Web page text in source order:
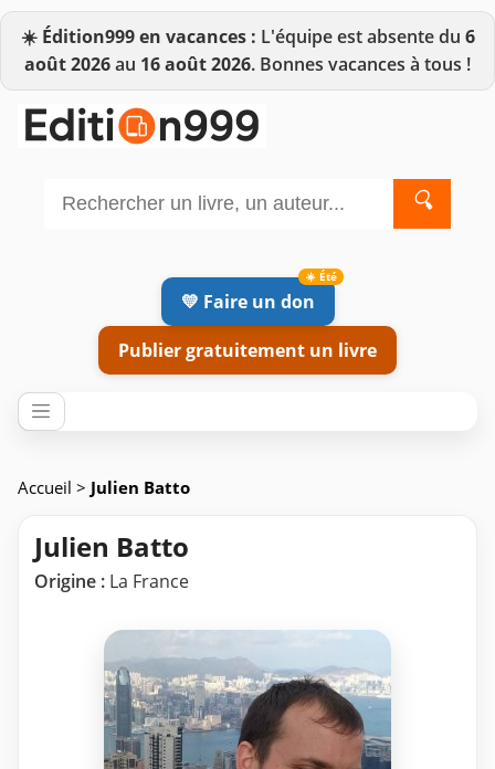
☀️ Édition999 en vacances : L'équipe est absente du 6
août 2026au 16 août 2026. Bonnes vacances à tous !
🔍
💛 Faire un don
Publier gratuitement un livre
Accueil > Julien Batto
Julien Batto
Origine : La France